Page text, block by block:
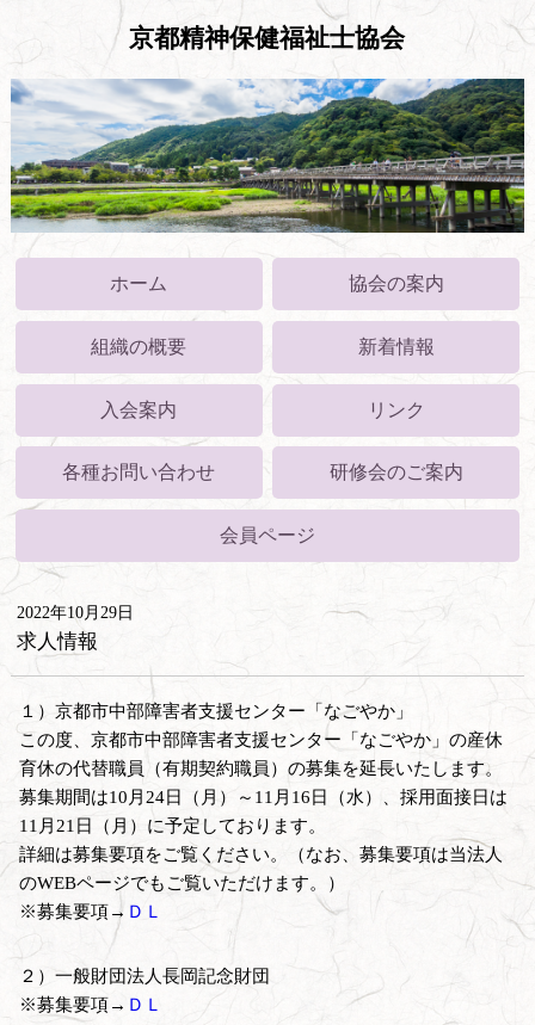
京都精神保健福祉士協会
ホーム 協会の案内
組織の概要 新着情報
入会案内 リンク
各種お問い合わせ 研修会のご案内
会員ページ
2022年10月29日
求人情報
１）京都市中部障害者支援センター「なごやか」
この度、京都市中部障害者支援センター「なごやか」の産休
育休の代替職員（有期契約職員）の募集を延長いたします。
募集期間は10月24日（月）～11月16日（水）、採用面接日は
11月21日（月）に予定しております。
詳細は募集要項をご覧ください。（なお、募集要項は当法人
のWEBページでもご覧いただけます。）
※募集要項→ ＤＬ
２）一般財団法人長岡記念財団
※募集要項→ ＤＬ